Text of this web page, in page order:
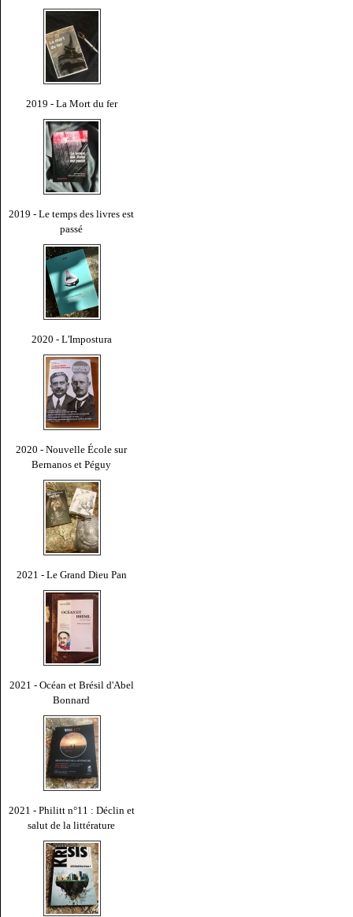
2019 - La Mort du fer
2019 - Le temps des livres est
passé
2020 - L'Impostura
2020 - Nouvelle École sur
Bernanos et Péguy
2021 - Le Grand Dieu Pan
2021 - Océan et Brésil d'Abel
Bonnard
2021 - Philitt n°11 : Déclin et
salut de la littérature